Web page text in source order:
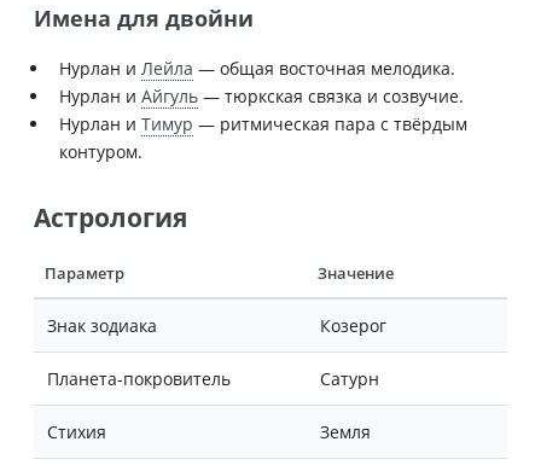
Имена для двойни
Нурлан и Лейла — общая восточная мелодика.
Нурлан и Айгуль — тюркская связка и созвучие.
Нурлан и Тимур — ритмическая пара с твёрдым
контуром.
Астрология
Параметр Значение
Знак зодиака Козерог
Планета-покровитель Сатурн
Стихия Земля